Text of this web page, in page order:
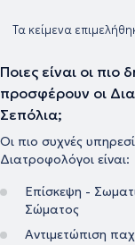
Τα κείμενα
Ποιες είναι οι πιο
προσφέρουν οι
Σεπόλια;
Οι πιο συχνές
Διατροφολόγοι είναι:
Επίσκεψη -
Σώματος
Αντιμετώπιση